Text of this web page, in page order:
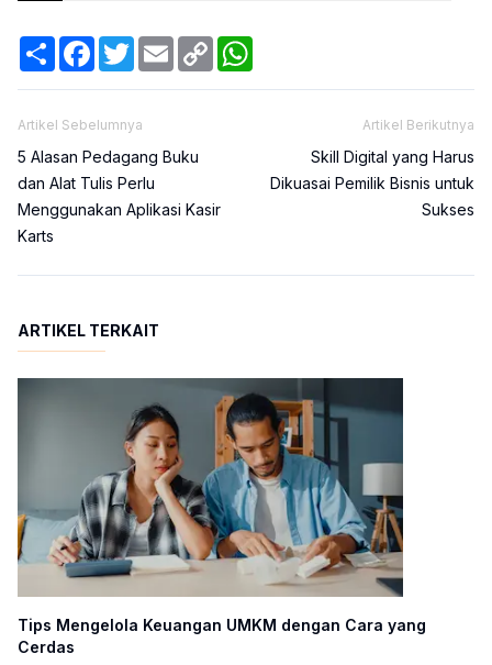
ShareFacebook
TwitterEmail Copy
Link
Artikel Sebelumnya
5 Alasan Pedagang Buku
dan Alat Tulis Perlu
Menggunakan Aplikasi Kasir
Karts
Artikel Berikutnya
Skill Digital yang Harus
Dikuasai Pemilik Bisnis untuk
Sukses
ARTIKEL TERKAIT
Tips Mengelola Keuangan UMKM dengan Cara yang
Cerdas